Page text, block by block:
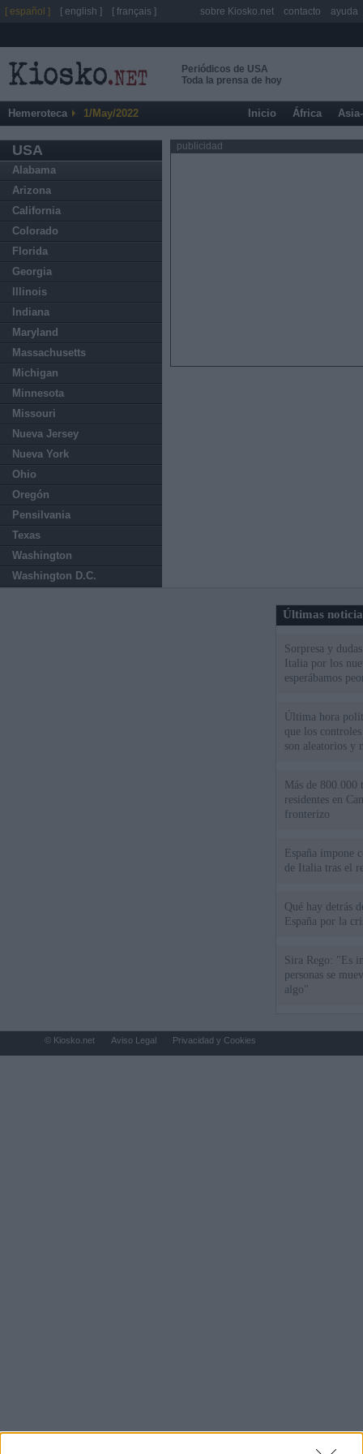
Periódicos de USA
Toda la prensa de hoy
Hemeroteca 1/May/2022 Inicio África
USA
Alabama
Arizona
California
Colorado
Florida
Georgia
Illinois
Indiana
Maryland
Massachusetts
Michigan
Minnesota
Missouri
Nueva Jersey
Nueva York
Ohio
Oregón
Pensilvania
Texas
Washington
Washington D.C.
publicidad
Últimas
Sorpresa y
Italia por los
esperábamos
Última hora
que los
son aleatorios y
Más de 800.000
residentes en
fronterizo
España impone
de Italia tras el
Qué hay detrás
España por la
Sira Rego: "Es
personas se
algo"
[ español ] [ english ] [ français ] sobre Kiosko.net contacto ayuda
© Kiosko.net Aviso Legal Privacidad y Cookies